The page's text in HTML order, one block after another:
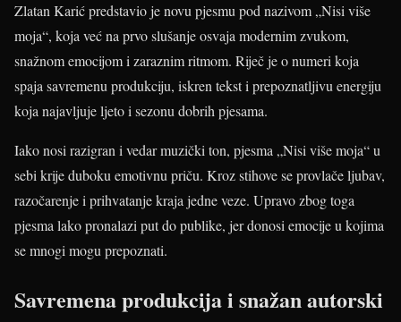
Zlatan Karić predstavio je novu pjesmu pod nazivom „Nisi više
moja“, koja već na prvo slušanje osvaja modernim zvukom,
snažnom emocijom i zaraznim ritmom. Riječ je o numeri koja
spaja savremenu produkciju, iskren tekst i prepoznatljivu energiju
koja najavljuje ljeto i sezonu dobrih pjesama.
Iako nosi razigran i vedar muzički ton, pjesma „Nisi više moja“ u
sebi krije duboku emotivnu priču. Kroz stihove se provlače ljubav,
razočarenje i prihvatanje kraja jedne veze. Upravo zbog toga
pjesma lako pronalazi put do publike, jer donosi emocije u kojima
se mnogi mogu prepoznati.
Savremena produkcija i snažan autorski